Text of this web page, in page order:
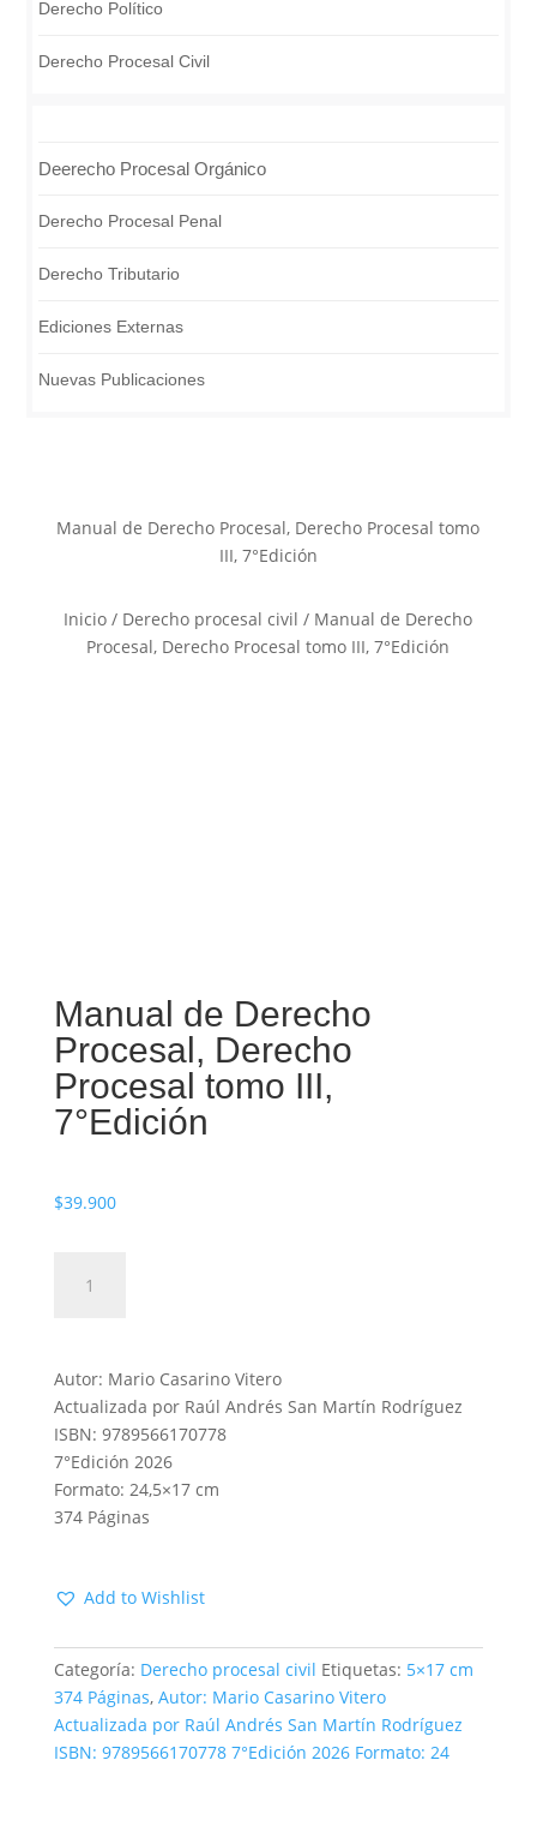
Derecho Político
Derecho Procesal Civil
Deerecho Procesal Orgánico
Derecho Procesal Penal
Derecho Tributario
Ediciones Externas
Nuevas Publicaciones
Manual de Derecho Procesal, Derecho Procesal tomo
III, 7°Edición
Inicio / Derecho procesal civil / Manual de Derecho
Procesal, Derecho Procesal tomo III, 7°Edición
Manual de Derecho
Procesal, Derecho
Procesal tomo III,
7°Edición
$39.900
Derecho
Procesal
tomo
III,
7°Edición
cantidad
Autor: Mario Casarino Vitero
Actualizada por Raúl Andrés San Martín Rodríguez
ISBN: 9789566170778
7°Edición 2026
Formato: 24,5×17 cm
374 Páginas
Add to Wishlist
Categoría: Derecho procesal civil Etiquetas: 5×17 cm
374 Páginas, Autor: Mario Casarino Vitero
Actualizada por Raúl Andrés San Martín Rodríguez
ISBN: 9789566170778 7°Edición 2026 Formato: 24